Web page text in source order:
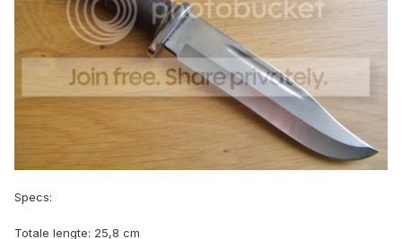
Specs:
Totale lengte: 25,8 cm